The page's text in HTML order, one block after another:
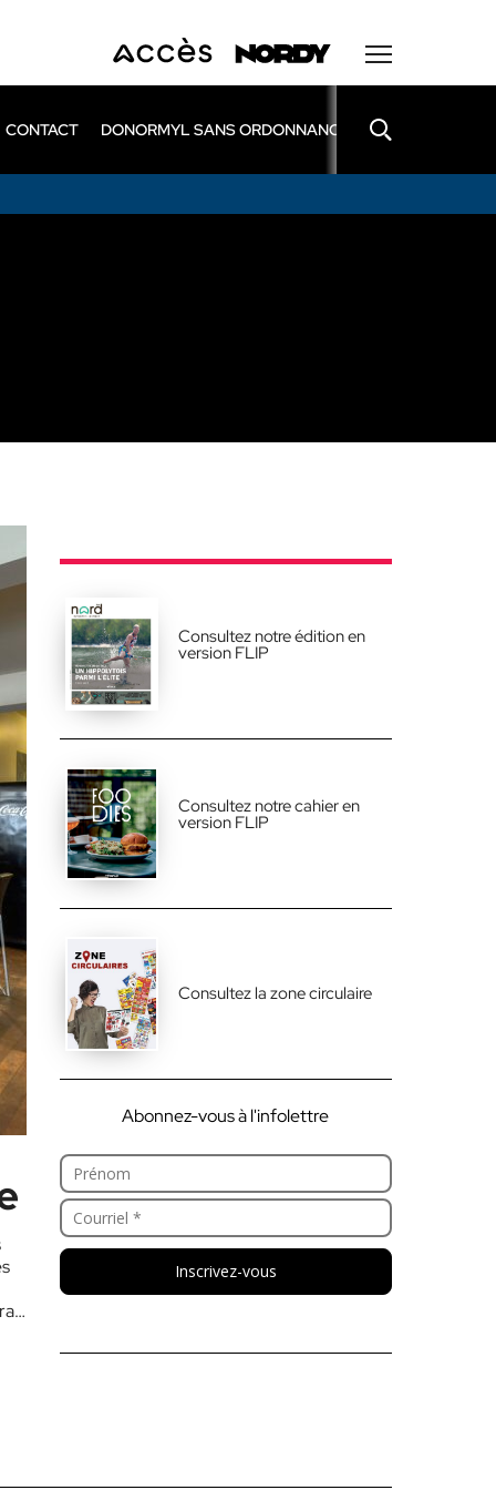
CONTACT DONORMYL SANS ORDONNANCE LEXOMIL SANS
Consultez notre édition en
version FLIP
Consultez notre cahier en
version FLIP
Consultez la zone circulaire
Abonnez-vous à l'infolettre
Inscrivez-vous